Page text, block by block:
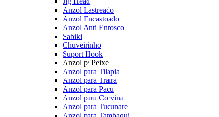
Anzol Lastreado
Anzol Encastoado
Anzol Anti Enrosco
Sabiki
Chuveirinho
Suport Hook
Anzol p/ Peixe
Anzol para Tilapia
Anzol para Traira
Anzol para Pacu
Anzol para Corvina
Anzol para Tucunare
Anzol para Tambaqui